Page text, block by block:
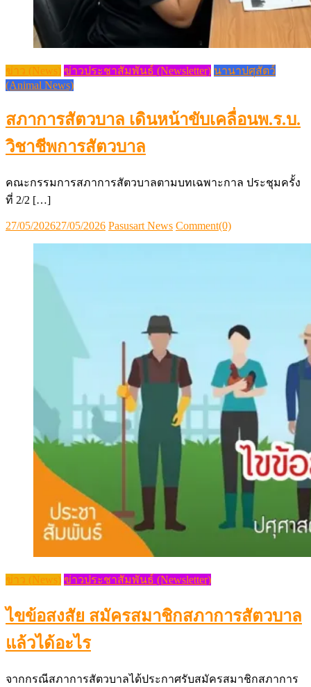
ข่าว (News) ข่าวประชาสัมพันธ์ (Newsletter) นานาปศุสัตว์
(Animal News)
สภาการสัตวบาล เดินหน้าขับเคลื่อนพ.ร.บ.
วิชาชีพการสัตวบาล
คณะกรรมการสภาการสัตวบาลตามบทเฉพาะกาล ประชุมครั้ง
ที่ 2/2 […]
Posted
27/05/202627/05/2026 Author
Pasusart News Comment(0)
ข่าว (News) ข่าวประชาสัมพันธ์ (Newsletter)
ไขข้อสงสัย สมัครสมาชิกสภาการสัตวบาล
แล้วได้อะไร
จากกรณีสภาการสัตวบาลได้ประกาศรับสมัครสมาชิกสภาการ